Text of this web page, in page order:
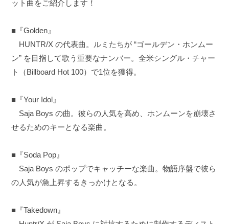
ット曲をご紹介します！
■『Golden』
HUNTR/X の代表曲。ルミたちが “ゴールデン・ホンムー
ン” を目指して歌う重要なナンバー。全米シングル・チャー
ト（Billboard Hot 100）で1位を獲得。
■『Your Idol』
Saja Boys の曲。彼らの人気を高め、ホンムーンを崩壊さ
せるためのキーとなる楽曲。
■『Soda Pop』
Saja Boys のポップでキャッチーな楽曲。物語序盤で彼ら
の人気が急上昇するきっかけとなる。
■『Takedown』